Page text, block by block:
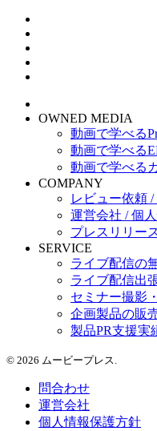
OWNED MEDIA
動画で学べる
動画で学べる
動画で学べる
COMPANY
レビュー依頼
運営会社 / 個
プレスリリー
SERVICE
ライブ配信の
ライブ配信出
セミナー撮影
企画製品の販
製品PR支援実
© 2026 ムービープレス.
問合わせ
運営会社
個人情報保護方針